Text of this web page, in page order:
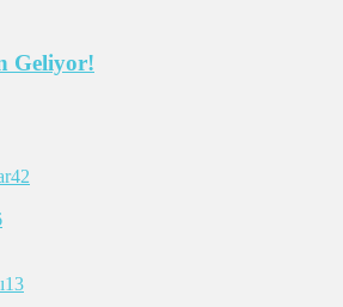
Geliyor!
42
13